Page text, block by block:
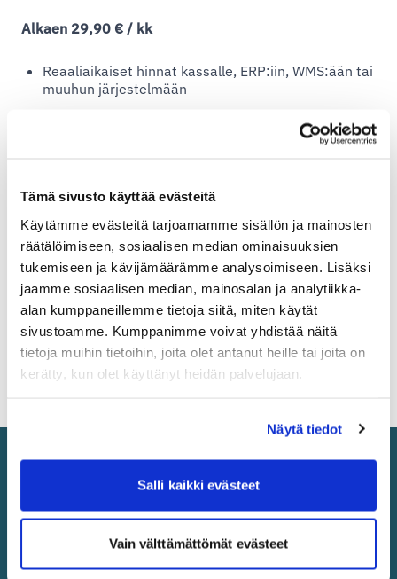
Tämä sivusto käyttää evästeitä
Käytämme evästeitä tarjoamamme sisällön ja mainosten
räätälöimiseen, sosiaalisen median ominaisuuksien
tukemiseen ja kävijämäärämme analysoimiseen. Lisäksi
jaamme sosiaalisen median, mainosalan ja analytiikka-
alan kumppaneillemme tietoja siitä, miten käytät
sivustoamme. Kumppanimme voivat yhdistää näitä
tietoja muihin tietoihin, joita olet antanut heille tai joita on
kerätty, kun olet käyttänyt heidän palvelujaan.
Näytä tiedot
Salli kaikki evästeet
Vain välttämättömät evästeet
Alkaen 29,90 € / kk
Reaaliaikaiset hinnat kassalle, ERP:iin, WMS:ään tai
muuhun järjestelmään
Käytä omia sopimuksiasi tai Shipitin neuvottelemia
hintoja
Vertaile sopimushintoja toteutuneisiin laskuihin
Saatavilla WooCommerce-, Finqu- ja Odoo-
kauppiaille sekä avoimen rajapinnan kautta muihin
järjestelmiin
Lue lisää ja ota käyttöön
Shipit TMS-hinnoittelu
Shipit tarjoaa läpinäkyvän ja skaalautuvan hinnoittelun
kuljetustenhallintaan, joka sopii niin pienille
verkkokaupoille kuin suurille yrityksille.Voit käyttää